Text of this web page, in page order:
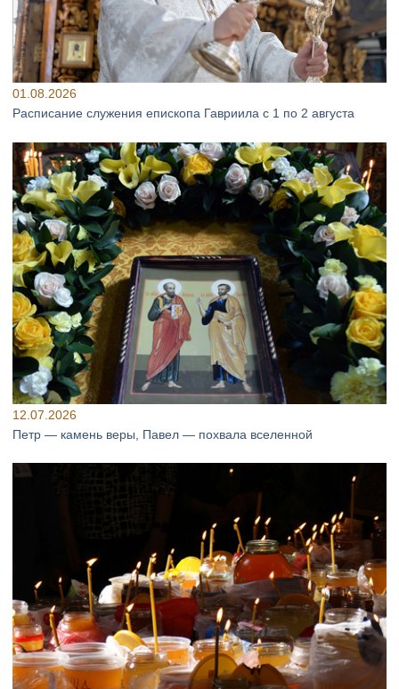
01.08.2026
Расписание служения епископа Гавриила с 1 по 2 августа
12.07.2026
Петр — камень веры, Павел — похвала вселенной